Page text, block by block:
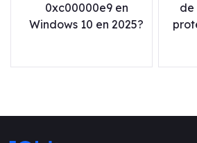
0xc00000e9 en
Windows 10 en 2025?
de